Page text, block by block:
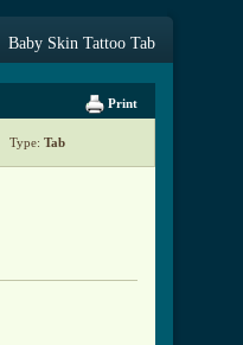
Baby Skin Tattoo Tab
Print
Type: Tab